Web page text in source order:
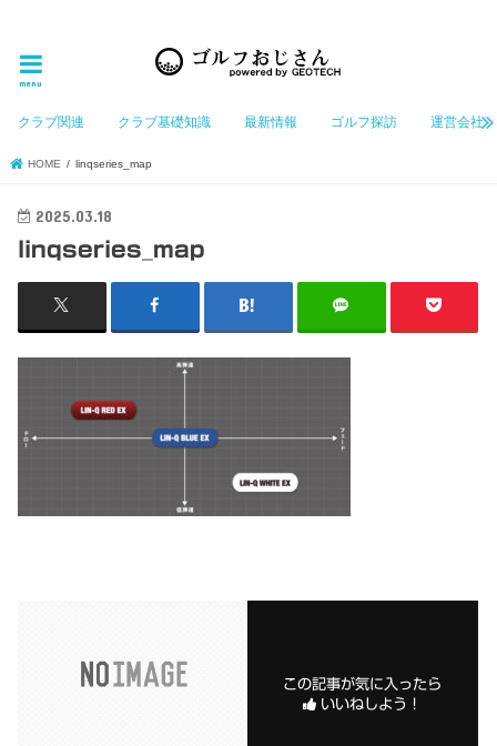
menu
クラブ関連 クラブ基礎知識 最新情報 ゴルフ探訪 運営会社
HOME linqseries_map
2025.03.18
linqseries_map
この記事が気に入ったら
いいねしよう！